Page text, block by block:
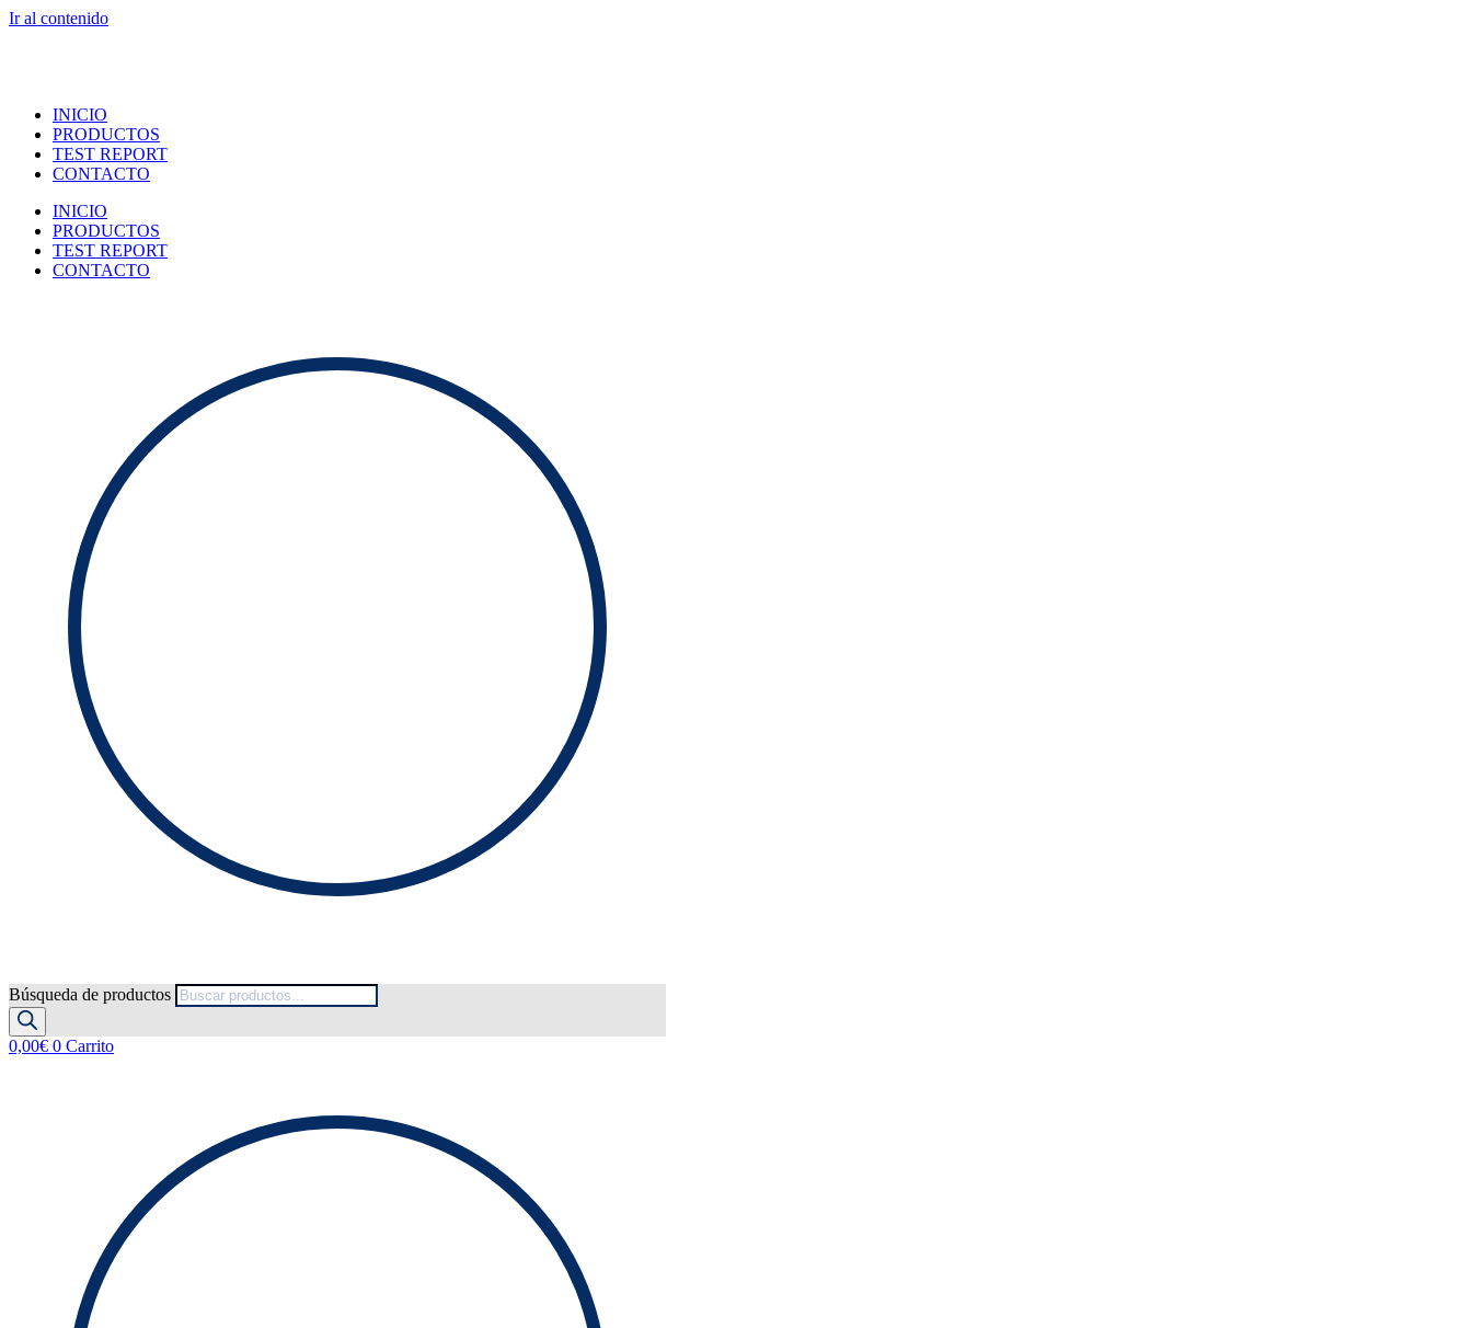
Ir al contenido
INICIO
PRODUCTOS
TEST REPORT
CONTACTO
INICIO
PRODUCTOS
TEST REPORT
CONTACTO
Búsqueda de productos
0,00€ 0 Carrito